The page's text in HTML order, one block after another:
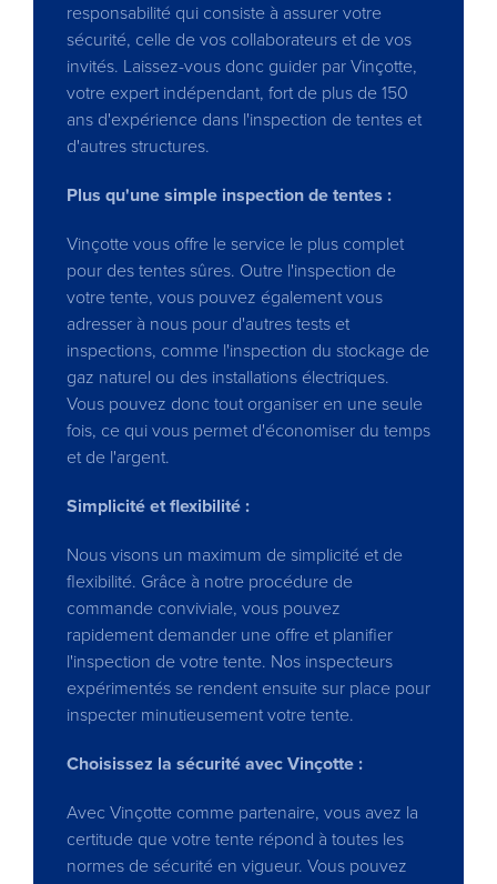
responsabilité qui consiste à assurer votre
sécurité, celle de vos collaborateurs et de vos
invités. Laissez-vous donc guider par Vinçotte,
votre expert indépendant, fort de plus de 150
ans d'expérience dans l'inspection de tentes et
d'autres structures.
Plus qu'une simple inspection de tentes :
Vinçotte vous offre le service le plus complet
pour des tentes sûres. Outre l'inspection de
votre tente, vous pouvez également vous
adresser à nous pour d'autres tests et
inspections, comme l'inspection du stockage de
gaz naturel ou des installations électriques.
Vous pouvez donc tout organiser en une seule
fois, ce qui vous permet d'économiser du temps
et de l'argent.
Simplicité et flexibilité :
Nous visons un maximum de simplicité et de
flexibilité. Grâce à notre procédure de
commande conviviale, vous pouvez
rapidement demander une offre et planifier
l'inspection de votre tente. Nos inspecteurs
expérimentés se rendent ensuite sur place pour
inspecter minutieusement votre tente.
Choisissez la sécurité avec Vinçotte :
Avec Vinçotte comme partenaire, vous avez la
certitude que votre tente répond à toutes les
normes de sécurité en vigueur. Vous pouvez